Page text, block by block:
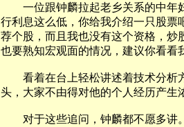
一位跟钟麟拉起老乡关系的中年妇
行利息这么低，你给我介绍一只股票
荐个股，而且我也没有这个资格，炒
也要熟知宏观面的情况，建议你看看
看着在台上轻松讲述着技术分析
头，大家不由得对他的个人经历产生
对于这些追问，钟麟都不愿多讲